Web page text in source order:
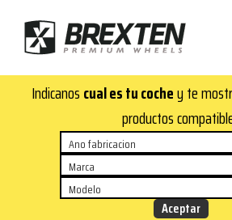
contenido
principal
de
página
Brexten
aluminio
premium
¡En
Brexten.com
encontrarás
aluminio
Indicanos cual es tu cochey te
productos